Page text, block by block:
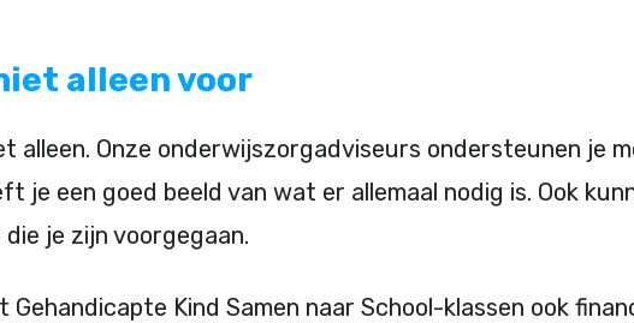
alleen voor
alleen. Onze onderwijszorgadviseurs ondersteunen je
je een goed beeld van wat er allemaal nodig is. Ook
je zijn voorgegaan.
Kind Samen naar School-klassen ook